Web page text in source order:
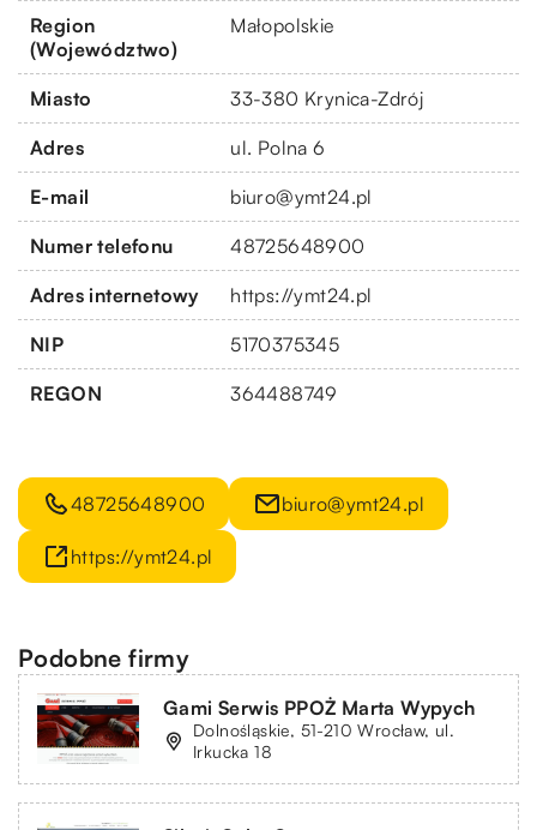
Region
(Województwo)
Małopolskie
Miasto 33-380 Krynica-Zdrój
Adres ul. Polna 6
E-mail biuro@ymt24.pl
Numer telefonu 48725648900
Adres internetowy https://ymt24.pl
NIP 5170375345
REGON 364488749
48725648900 biuro@ymt24.pl
https://ymt24.pl
Podobne firmy
Gami Serwis PPOŻ Marta Wypych
Dolnośląskie, 51-210 Wrocław, ul.
Irkucka 18